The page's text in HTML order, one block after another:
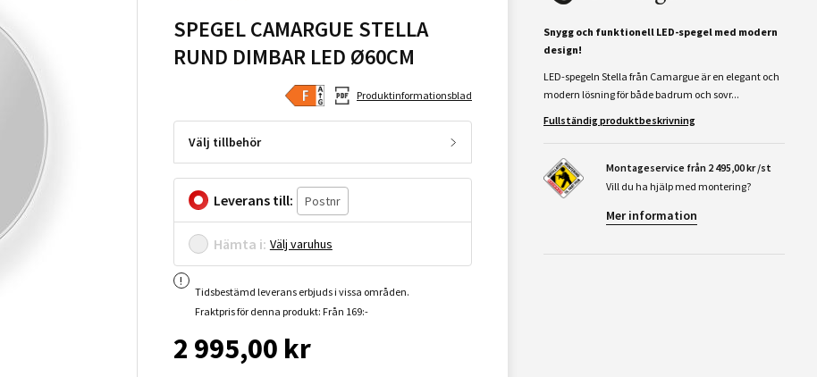
SPEGEL CAMARGUE STELLA
RUND DIMBAR LED Ø60CM
Produktinformationsblad
Välj tillbehör
Leverans till:
Hämta i: Välj varuhus
Tidsbestämd leverans erbjuds i vissa områden.
Fraktpris för denna produkt: Från 169:-
2 995,00 kr
Snygg och funktionell LED-spegel med modern
design!
LED-spegeln Stella från Camargue är en elegant och
modern lösning för både badrum och sovr...
Fullständig produktbeskrivning
Montageservice från 2 495,00 kr /st
Vill du ha hjälp med montering?
Mer information